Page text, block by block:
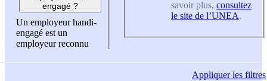
engagé ?
Un employeur handi-
engagé est un
employeur reconnu
savoir plus, consultez
le site de l’UNEA.
Appliquerles filtres